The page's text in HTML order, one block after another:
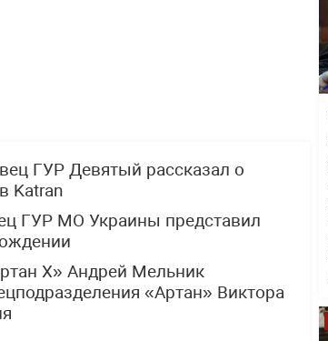
ГУР Девятый рассказал о
Katran
ГУР МО Украины представил
Х» Андрей Мельник
«Артан» Виктора